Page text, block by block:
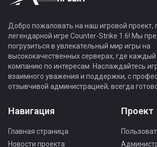
Добро пожаловать на наш игровой
легендарной игре Counter-Strike 1.6! Мы
погрузиться в увлекательный мир игры на
высококачественных серверах, где
компанию по интересам. Наслаждайтесь
взаимного уважения и поддержки, с
отзывчивой администрацией, всегда
Навигация
Главная страница
Новости проекта
Проект